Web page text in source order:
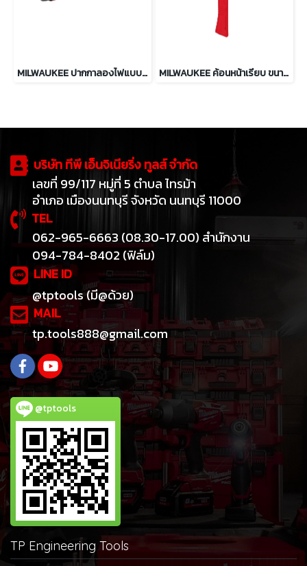
MILWAUKEE ปากกาลองไฟแบบไร้สัมผัส 12-1000V รุ่น NCVDDF MILWAUKEE ค้อนหน้าเรียบ ขนาด 16 ออนซ์ รุ่น 48-22-9018
บริษัท ทีพี เอ็นจิเนียริ่ง ทูลส์ จำกัด
เลขที่ 99/117 หมู่ที่ 5 ตำบล ไทรม้า
อำเภอ เมืองนนทบุรี จังหวัด นนทบุรี 11000
TEL
062-965-6663 (08.30-17.00) สำนักงาน
094-784-8402 (ฟิล์ม)
LINE ID
@tptools (มี@ด้วย)
MAIL
tp.tools888@gmail.com
@tptools
TP Engineering Tools